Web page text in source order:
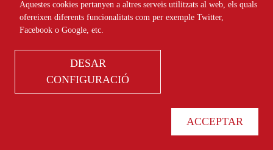
Aquestes cookies pertanyen a altres serveis utilitzats al web, els quals
ofereixen diferents funcionalitats com per exemple Twitter,
Facebook o Google, etc.
DESAR
CONFIGURACIÓ
ACCEPTAR
Down Catalunya i el Grup Grevia
invesiguen la victimització sexual en
NOTÍCIES SOCIAL